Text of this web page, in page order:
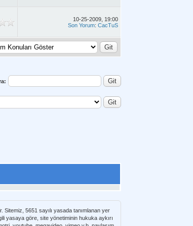
10-25-2009, 19:00
Son Yorum: CacTuS
Sitemiz, 5651 sayılı yasada tanımlanan yer
yasaya göre, site yönetiminin hukuka aykırı